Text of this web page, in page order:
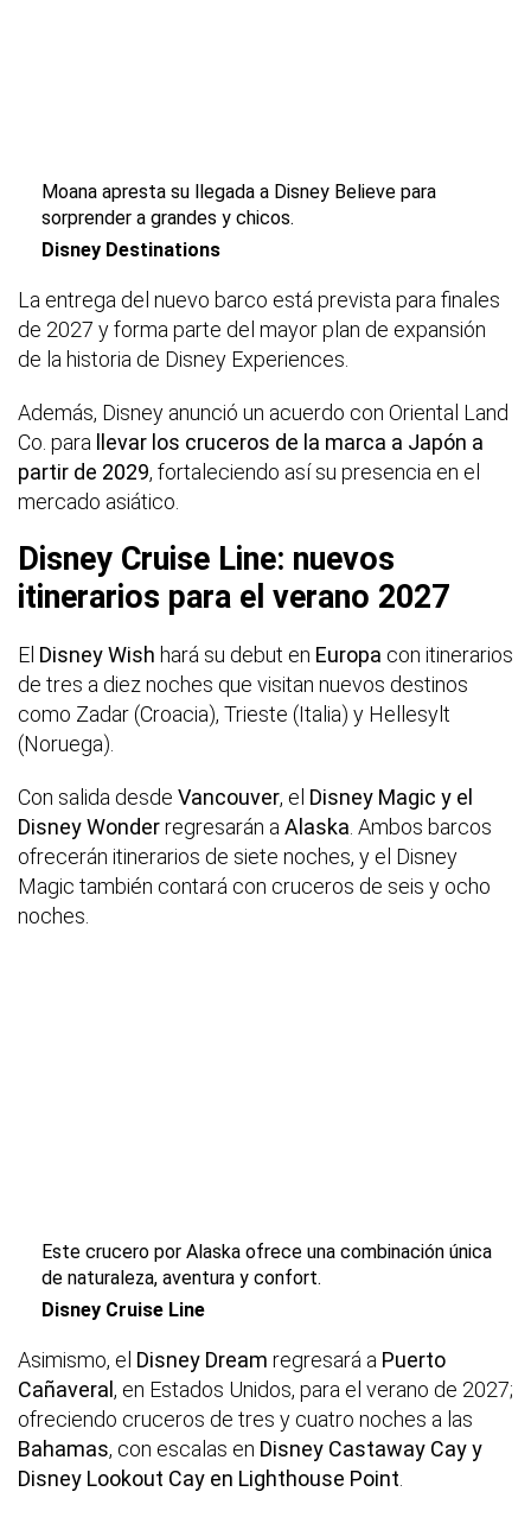
Moana apresta su llegada a Disney Believe para
sorprender a grandes y chicos.
Disney Destinations
La entrega del nuevo barco está prevista para finales
de 2027 y forma parte del mayor plan de expansión
de la historia de Disney Experiences.
Además, Disney anunció un acuerdo con Oriental Land
Co. para llevar los cruceros de la marca a Japón a
partir de 2029, fortaleciendo así su presencia en el
mercado asiático.
Disney Cruise Line: nuevos
itinerarios para el verano 2027
El Disney Wish hará su debut en Europa con itinerarios
de tres a diez noches que visitan nuevos destinos
como Zadar (Croacia), Trieste (Italia) y Hellesylt
(Noruega).
Con salida desde Vancouver, el Disney Magic y el
Disney Wonderregresarán a Alaska . Ambos barcos
ofrecerán itinerarios de siete noches, y el Disney
Magic también contará con cruceros de seis y ocho
noches.
Este crucero por Alaska ofrece una combinación única
de naturaleza, aventura y confort.
Disney Cruise Line
Asimismo, el Disney Dream regresará a Puerto
Cañaveral , en Estados Unidos, para el verano de 2027;
ofreciendo cruceros de tres y cuatro noches a las
Bahamas, con escalas en Disney Castaway Cay y
Disney Lookout Cay en Lighthouse Point